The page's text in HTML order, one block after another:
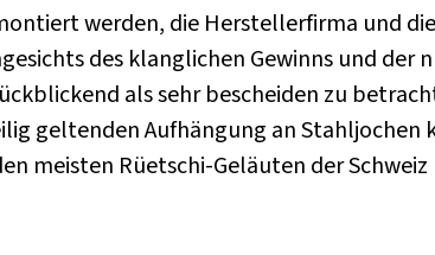
werden, die Herstellerfirma und
des klanglichen Gewinns und der
als sehr bescheiden zu
geltenden Aufhängung an Stahljochen
meisten Rüetschi-Geläuten der